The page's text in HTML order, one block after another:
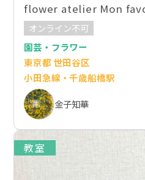
flower atelier Mon
オンライン不可
園芸・フラワー
東京都 世田谷区
小田急線・千歳船橋駅
金子知華
教室